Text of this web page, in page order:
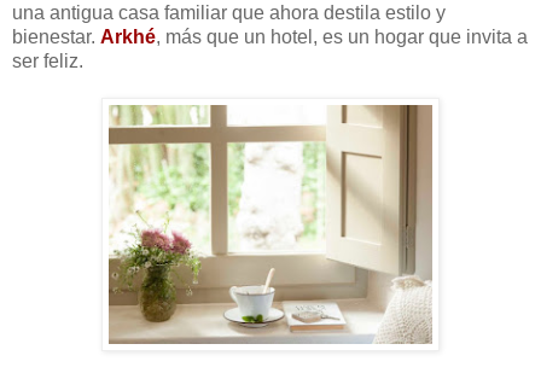
una antigua casa familiar que ahora destila estilo y
bienestar. Arkhé, más que un hotel, es un hogar que invita a
ser feliz.